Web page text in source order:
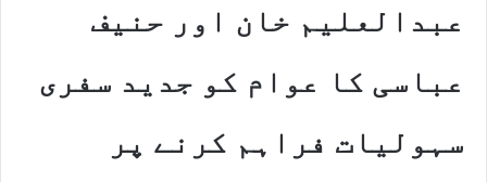
عبدالعلیم خان اور حنیف
عباسی کا عوام کو جدید سفری
سہولیات فراہم کرنے پر